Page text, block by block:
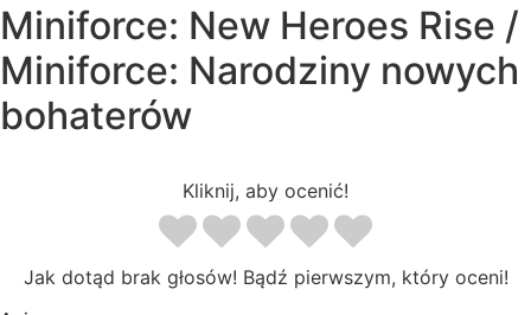
Miniforce: New Heroes Rise /
Miniforce: Narodziny nowych
bohaterów
Kliknij, aby ocenić!
Jak dotąd brak głosów! Bądź pierwszym, który oceni!